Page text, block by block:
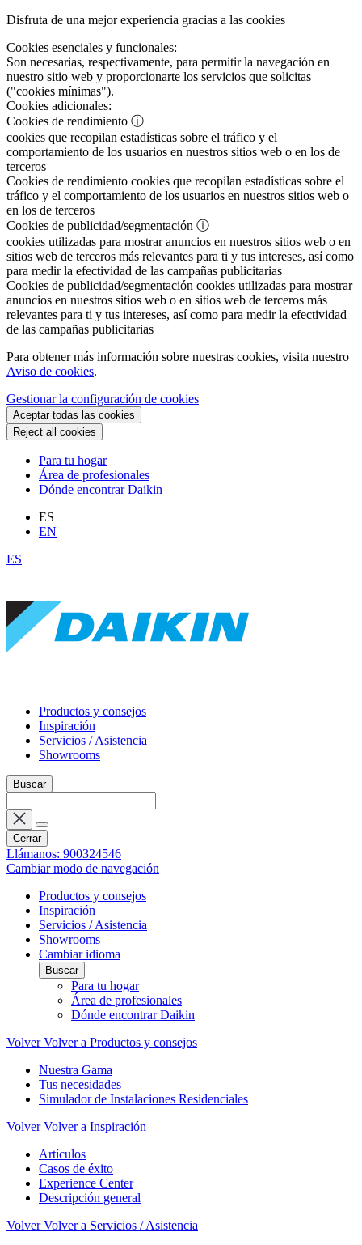
Disfruta de una mejor experiencia gracias a las cookies
Cookies esenciales y funcionales:
Son necesarias, respectivamente, para permitir la navegación en
nuestro sitio web y proporcionarte los servicios que solicitas
("cookies mínimas").
Cookies adicionales:
Cookies de rendimiento ⓘ
cookies que recopilan estadísticas sobre el tráfico y el
comportamiento de los usuarios en nuestros sitios web o en los de
terceros
Cookies de rendimiento cookies que recopilan estadísticas sobre el
tráfico y el comportamiento de los usuarios en nuestros sitios web o
en los de terceros
Cookies de publicidad/segmentación ⓘ
cookies utilizadas para mostrar anuncios en nuestros sitios web o en
sitios web de terceros más relevantes para ti y tus intereses, así como
para medir la efectividad de las campañas publicitarias
Cookies de publicidad/segmentación cookies utilizadas para mostrar
anuncios en nuestros sitios web o en sitios web de terceros más
relevantes para ti y tus intereses, así como para medir la efectividad
de las campañas publicitarias
Para obtener más información sobre nuestras cookies, visita nuestro
Aviso de cookies.
Gestionar la configuración de cookies
Aceptar todas las cookies
Reject all cookies
Para tu hogar
Área de profesionales
Dónde encontrar Daikin
ES
EN
ES
Productos y consejos
Inspiración
Servicios / Asistencia
Showrooms
Buscar
Cerrar
Llámanos: 900324546
Cambiar modo de navegación
Productos y consejos
Inspiración
Servicios / Asistencia
Showrooms
Cambiar idioma
Buscar
Para tu hogar
Área de profesionales
Dónde encontrar Daikin
Volver Volver a Productos y consejos
Nuestra Gama
Tus necesidades
Simulador de Instalaciones Residenciales
Volver Volver a Inspiración
Artículos
Casos de éxito
Experience Center
Descripción general
Volver Volver a Servicios / Asistencia